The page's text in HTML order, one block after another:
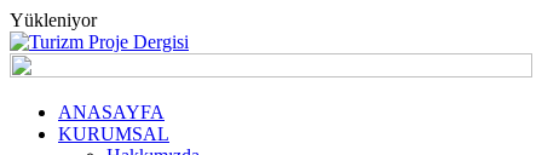
Yükleniyor
ANASAYFA
KURUMSAL